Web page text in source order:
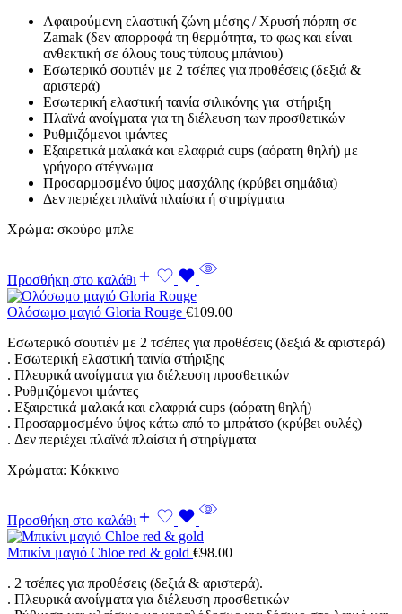
Αφαιρούμενη ελαστική ζώνη μέσης / Χρυσή πόρπη σε
Zamak (δεν απορροφά τη θερμότητα, το φως και είναι
ανθεκτική σε όλους τους τύπους μπάνιου)
Εσωτερικό σουτιέν με 2 τσέπες για προθέσεις (δεξιά &
αριστερά)
Εσωτερική ελαστική ταινία σιλικόνης για στήριξη
Πλαϊνά ανοίγματα για τη διέλευση των προσθετικών
Ρυθμιζόμενοι ιμάντες
Εξαιρετικά μαλακά και ελαφριά cups (αόρατη θηλή) με
γρήγορο στέγνωμα
Προσαρμοσμένο ύψος μασχάλης (κρύβει σημάδια)
Δεν περιέχει πλαϊνά πλαίσια ή στηρίγματα
Χρώμα: σκούρο μπλε
Προσθήκη στο καλάθι
Ολόσωμο μαγιό Gloria Rouge €109.00
Εσωτερικό σουτιέν με 2 τσέπες για προθέσεις (δεξιά & αριστερά)
. Εσωτερική ελαστική ταινία στήριξης
. Πλευρικά ανοίγματα για διέλευση προσθετικών
. Ρυθμιζόμενοι ιμάντες
. Εξαιρετικά μαλακά και ελαφριά cups (αόρατη θηλή)
. Προσαρμοσμένο ύψος κάτω από το μπράτσο (κρύβει ουλές)
. Δεν περιέχει πλαϊνά πλαίσια ή στηρίγματα
Χρώματα: Κόκκινο
Προσθήκη στο καλάθι
Μπικίνι μαγιό Chloe red & gold €98.00
. 2 τσέπες για προθέσεις (δεξιά & αριστερά).
. Πλευρικά ανοίγματα για διέλευση προσθετικών